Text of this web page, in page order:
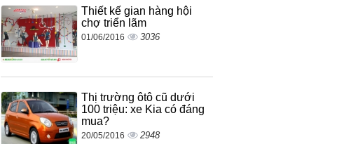
Thiết kế gian hàng hội
chợ triển lãm
01/06/2016 3036
Thị trường ôtô cũ dưới
100 triệu: xe Kia có đáng
mua?
20/05/2016 2948